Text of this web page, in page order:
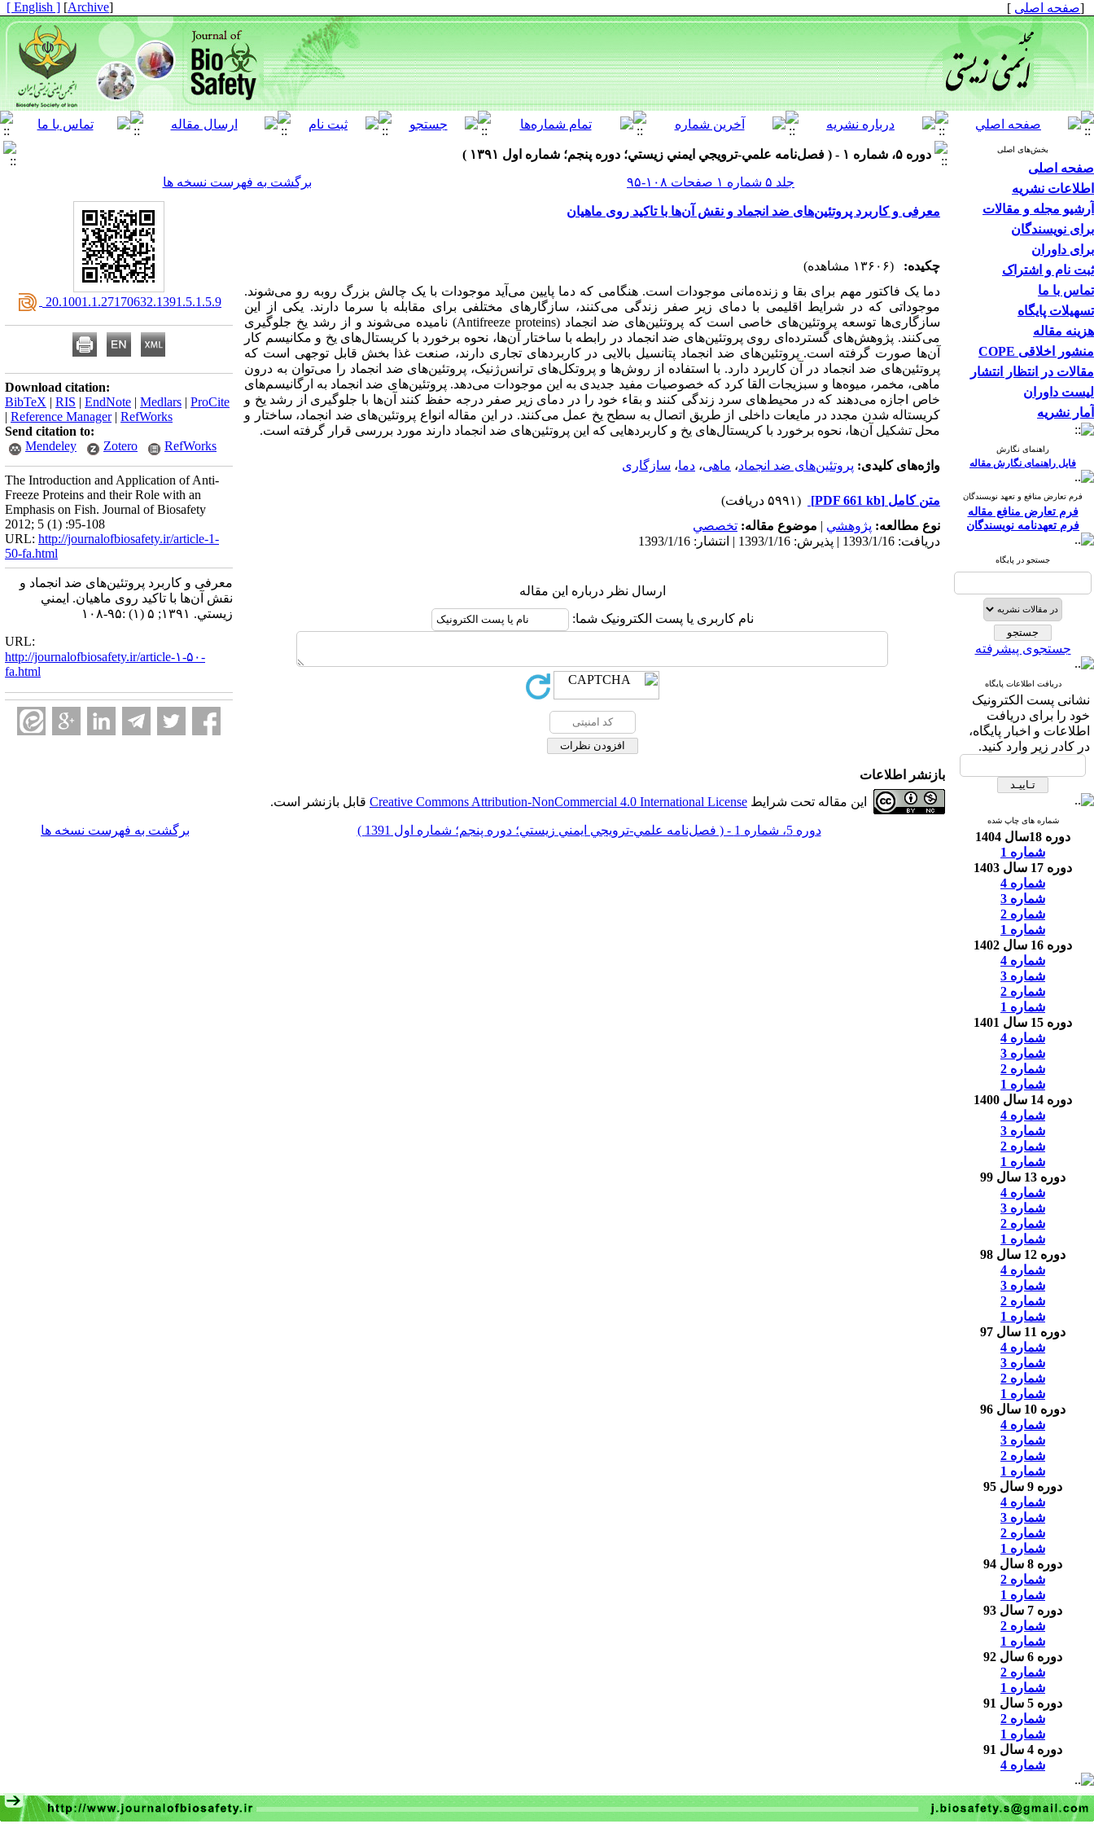
[صفحه اصلی ]
[
Archive
]
[ English ]
بخش‌های اصلی
صفحه اصلی
اطلاعات نشریه
آرشیو مجله و مقالات
برای نویسندگان
برای داوران
ثبت نام و اشتراک
تماس با ما
تسهیلات پایگاه
هزینه مقاله
منشور اخلاقی COPE
مقالات در انتظار انتشار
لیست داوران
آمار نشریه
راهنمای نگارش
فایل راهنمای نگارش مقاله
فرم تعارض منافع و تعهد نویسندگان
فرم تعارض منافع مقاله
فرم تعهدنامه نویسندگان
جستجو در پایگاه
جستجوی پیشرفته
دریافت اطلاعات پایگاه
نشانی پست الکترونیک
خود را برای دریافت
اطلاعات و اخبار پایگاه،
در کادر زیر وارد کنید.
شماره های چاپ شده
دوره 18سال 1404
شماره 1
دوره 17 سال 1403
شماره 4
شماره 3
شماره 2
شماره 1
دوره 16 سال 1402
شماره 4
شماره 3
شماره 2
شماره 1
دوره 15 سال 1401
شماره 4
شماره 3
شماره 2
شماره 1
دوره 14 سال 1400
شماره 4
شماره 3
شماره 2
شماره 1
دوره 13 سال 99
شماره 4
شماره 3
شماره 2
شماره 1
دوره 12 سال 98
شماره 4
شماره 3
شماره 2
شماره 1
دوره 11 سال 97
شماره 4
شماره 3
شماره 2
شماره 1
دوره 10 سال 96
شماره 4
شماره 3
شماره 2
شماره 1
دوره 9 سال 95
شماره 4
شماره 3
شماره 2
شماره 1
دوره 8 سال 94
شماره 2
شماره 1
دوره 7 سال 93
شماره 2
شماره 1
دوره 6 سال 92
شماره 2
شماره 1
دوره 5 سال 91
شماره 2
شماره 1
دوره 4 سال 91
شماره 4
دوره ۵، شماره ۱ - ( فصل‌نامه علمي-ترويجي ايمني زيستي؛ دوره پنجم؛ شماره اول ۱۳۹۱ )
جلد ۵ شماره ۱ صفحات ۱۰۸-۹۵
برگشت به فهرست نسخه ها
معرفی و کاربرد پروتئین‌های ضد انجماد و نقش آن‌ها با تاکید روی ماهیان
چکیده:
(۱۳۶۰۶ مشاهده)
دما یک فاکتور مهم برای بقا و زنده‌مانی موجودات است. هنگامی که دما پایین می‌آید موجودات با یک چالش بزرگ روبه رو می‌شوند.
موجوداتی که در شرایط اقلیمی با دمای زیر صفر زندگی می‌کنند، سازگارهای مختلفی برای مقابله با سرما دارند. یکی از این
سازگاری‌ها توسعه پروتئین‌های خاصی است که پروتئین‌های ضد انجماد (Antifreeze proteins) نامیده می‌شوند و از رشد یخ جلوگیری
می‌کنند. پژوهش‌های گسترده‌ای روی پروتئین‌های ضد انجماد در رابطه با ساختار آن‌ها، نحوه برخورد با کریستال‌های یخ و مکانیسم کار
آن‌ها صورت گرفته است. پروتئین‌های ضد انجماد پتانسیل بالایی در کاربردهای تجاری دارند، صنعت غذا بخش قابل توجهی است که
پروتئین‌های ضد انجماد در آن کاربرد دارد. با استفاده از روش‌ها و پروتکل‌های ترانس‌ژنیک، پروتئین‌های ضد انجماد را می‌توان به درون
ماهی، مخمر، میوه‌ها و سبزیجات القا کرد که خصوصیات مفید جدیدی به این موجودات می‌دهد. پروتئین‌های ضد انجماد به ارگانیسم‌های
خاص اجازه می‌دهند که در محیط‌های سرد زندگی کنند و بقاء خود را در دمای زیر صفر درجه حفظ کنند آن‌ها با جلوگیری از رشد یخ و
کریستاله شدن مجدد در مایعات داخلی از طریق اتصال به سطح یخ عمل می‌کنند. در این مقاله انواع پروتئین‌های ضد انجماد، ساختار و
محل تشکیل آن‌ها، نحوه برخورد با کریستال‌های یخ و کاربردهایی که این پروتئین‌های ضد انجماد دارند مورد بررسی قرار گرفته است.
واژه‌های کلیدی: پروتئین‌های ضد انجماد، ماهی، دما، سازگاری
متن کامل [PDF 661 kb]
(۵۹۹۱ دریافت)
نوع مطالعه: پژوهشي | موضوع مقاله: تخصصي
دریافت: 1393/1/16 | پذیرش: 1393/1/16 | انتشار: 1393/1/16
ارسال نظر درباره این مقاله
نام کاربری یا پست الکترونیک شما:
‎ 20.1001.1.27170632.1391.5.1.5.9
Download citation:
BibTeX | RIS | EndNote | Medlars | ProCite
| Reference Manager| RefWorks
Send citation to:
Mendeley
Zotero RefWorks
The Introduction and Application of Anti-
Freeze Proteins and their Role with an
Emphasis on Fish. Journal of Biosafety
2012; 5 (1) :95-108
URL: http://journalofbiosafety.ir/article-1-
50-fa.html
معرفی و کاربرد پروتئین‌های ضد انجماد و
نقش آن‌ها با تاکید روی ماهیان. ايمني
زيستي. ۱۳۹۱; ۵ (۱) :۹۵-۱۰۸
URL:
http://journalofbiosafety.ir/article-۱-۵۰-
fa.html
بازنشر اطلاعات
این مقاله تحت شرایط Creative Commons Attribution-NonCommercial 4.0 International License قابل بازنشر است.
دوره 5، شماره 1 - ( فصل‌نامه علمي-ترويجي ايمني زيستي؛ دوره پنجم؛ شماره اول 1391 ) برگشت به فهرست نسخه ها